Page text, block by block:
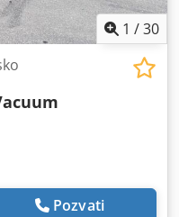
1 /30
Pozvati